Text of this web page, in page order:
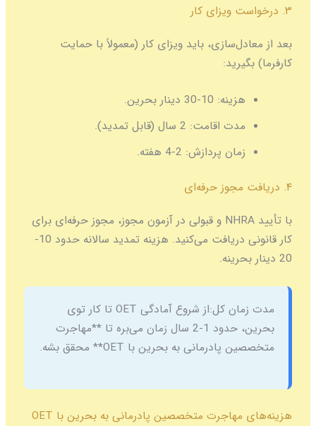
۳. درخواست ویزای کار
بعد از معادل‌سازی، باید ویزای کار (معمولاً با حمایت
کارفرما) بگیرید:
هزینه:
مدت اقامت:
زمان پردازش:
۴. دریافت مجوز حرفه‌ای
با تأیید NHRA و قبولی در آزمون مجوز، مجوز حرفه‌ای برای
کار قانونی دریافت می‌کنید. هزینه تمدید سالانه حدود 10-
20 دینار بحرینه.
مدت زمان کل:
از شروع آمادگی OET تا کار توی
بحرین، حدود 1-2 سال زمان می‌بره تا **مهاجرت
متخصصین پادرمانی به بحرین با OET** محقق بشه.
هزینه‌های مهاجرت متخصصین پادرمانی به بحرین با OET